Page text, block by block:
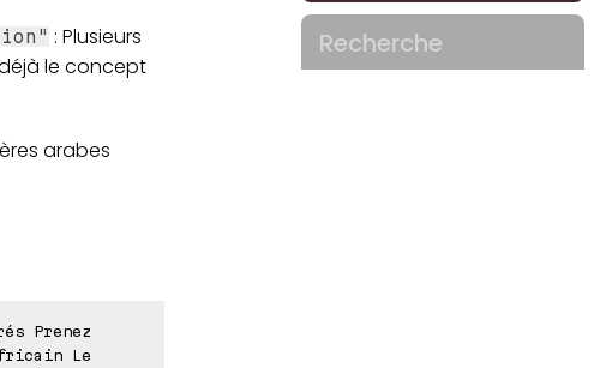
: Plusieurs
le concept
arabes
Prenez
Le
Recherche